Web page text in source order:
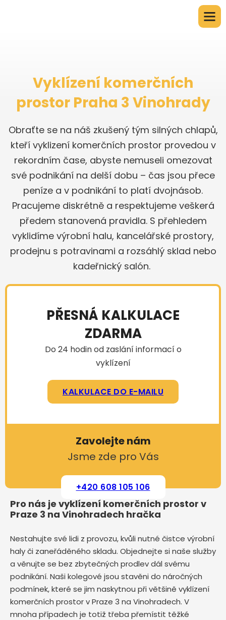
Vyklízení komerčních
prostor Praha 3 Vinohrady
Obraťte se na náš zkušený tým silných chlapů,
kteří vyklizení komerčních prostor provedou v
rekordním čase, abyste nemuseli omezovat
své podnikání na delší dobu – čas jsou přece
peníze a v podnikání to platí dvojnásob.
Pracujeme diskrétně a respektujeme veškerá
předem stanovená pravidla. S přehledem
vyklidíme výrobní halu, kancelářské prostory,
prodejnu s potravinami a rozsáhlý sklad nebo
kadeřnický salón.
PŘESNÁ KALKULACE
ZDARMA
Do 24 hodin od zaslání informací o
vyklízení
KALKULACE DO E-MAILU
Zavolejte nám
Jsme zde pro Vás
+420 608 105 106
Pro nás je vyklízení komerčních prostor v
Praze 3 na Vinohradech hračka
Nestahujte své lidi z provozu, kvůli nutné čistce výrobní
haly či zaneřáděného skladu. Objednejte si naše služby
a věnujte se bez zbytečných prodlev dál svému
podnikání. Naši kolegové jsou stavěni do náročných
podmínek, které se jim naskytnou při většině vyklízení
komerčních prostor v Praze 3 na Vinohradech. V
mnoha případech je totiž třeba přemístit těžké